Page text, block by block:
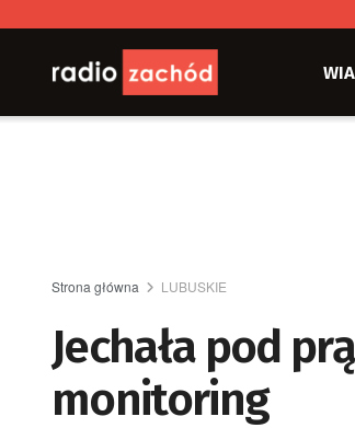
Strona główna LUBUSKIE
Jechała pod
monitoring